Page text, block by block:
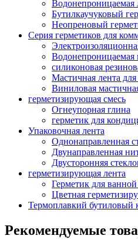
Водонепроницаемая
Бутилкаучуковый
Неопреновый
Серия герметиков для
Водонепроницаемая
силиконовая
Мастичная лента
Виниловая
герметизирующая смесь
Огнеупорная глина
герметик для
Упаковочная лента
Однонаправленная
Двунаправленная
Двусторонняя
герметизирующая лента
Герметик для
Цветная
Термоплавкий бутиловый
Рекомендуемые